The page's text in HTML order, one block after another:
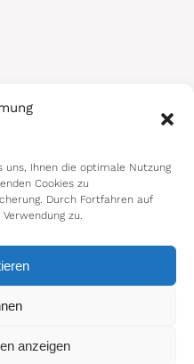
uns, Ihnen die optimale Nutzung
Cookies zu
Durch Fortfahren auf
zu.
anzeigen
für Arbeit,